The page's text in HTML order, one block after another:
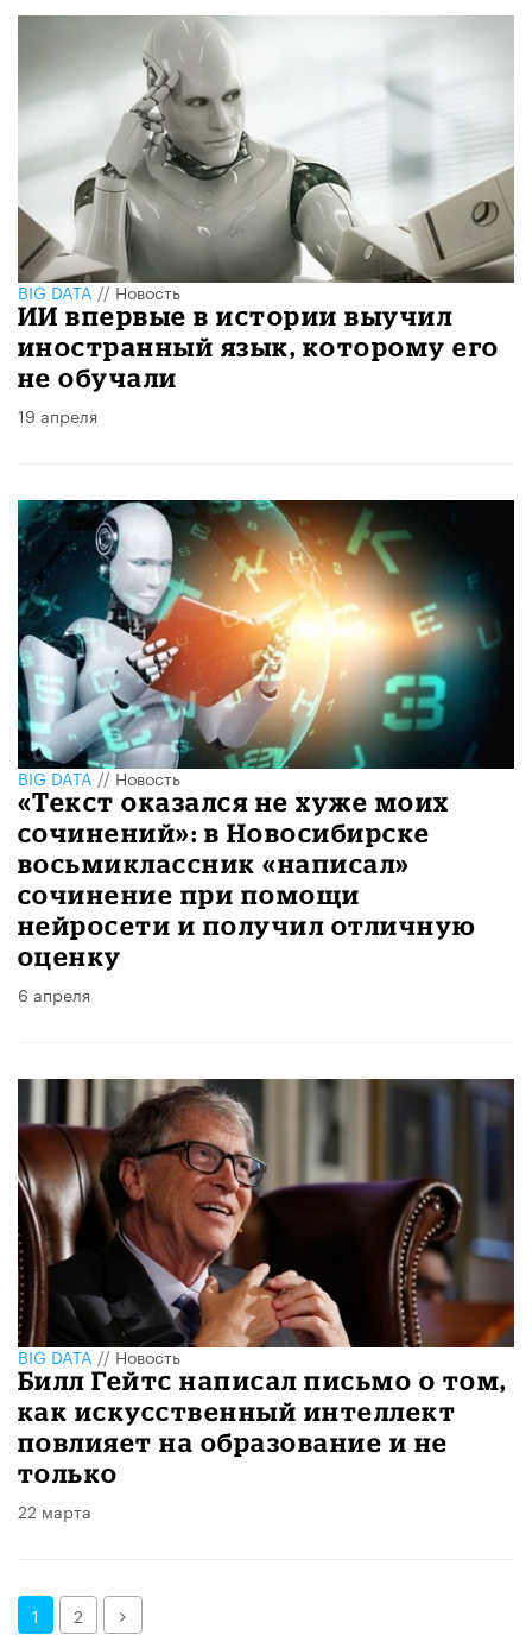
BIG DATA//Новость
ИИ впервые в истории выучил
иностранный язык, которому его
не обучали
19 апреля
BIG DATA//Новость
«Текст оказался не хуже моих
сочинений»: в Новосибирске
восьмиклассник «написал»
сочинение при помощи
нейросети и получил отличную
оценку
6 апреля
BIG DATA//Новость
Билл Гейтс написал письмо о том,
как искусственный интеллект
повлияет на образование и не
только
22 марта
1 2 Далее